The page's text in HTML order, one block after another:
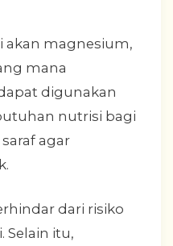
akan magnesium,
mana
digunakan
nutrisi bagi
agar
dari risiko
Selain itu,